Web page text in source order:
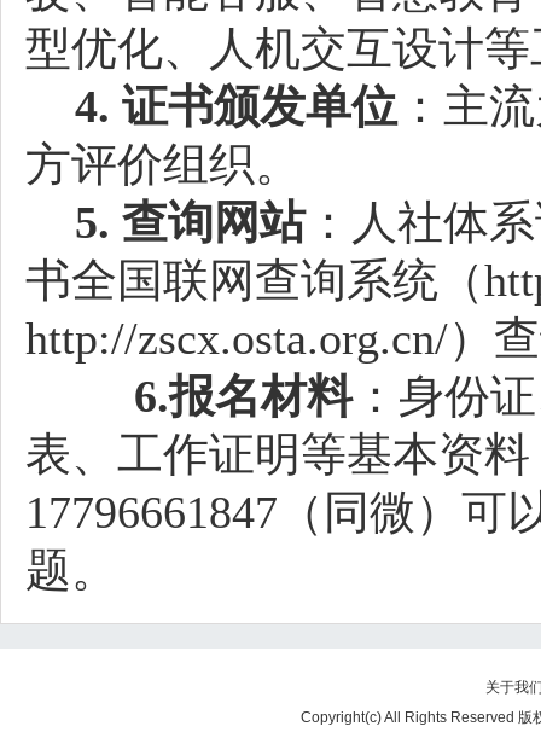
型优化、人机交互设计
4. 证书颁发单位 ：主
方评价组织。
5. 查询网站：人社体
书全国联网查询系统（
http://zscx.osta.org.cn/）
6.报名材料：身份
表、工作证明等基本资
17796661847（同微）
题。
关于我
Copyright(c) All Rights Reserved 版